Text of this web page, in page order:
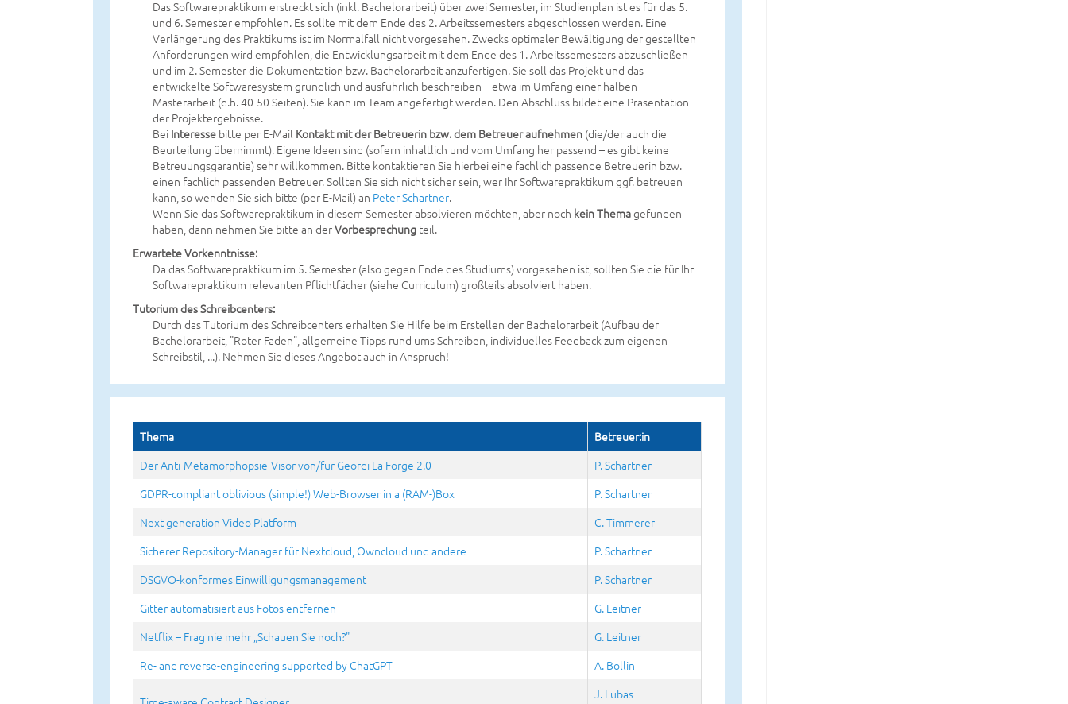
Das Softwarepraktikum erstreckt sich (inkl. Bachelorarbeit) über zwei Semester, im Studienplan ist es für das 5.
und 6. Semester empfohlen. Es sollte mit dem Ende des 2. Arbeitssemesters abgeschlossen werden. Eine
Verlängerung des Praktikums ist im Normalfall nicht vorgesehen. Zwecks optimaler Bewältigung der gestellten
Anforderungen wird empfohlen, die Entwicklungsarbeit mit dem Ende des 1. Arbeitssemesters abzuschließen
und im 2. Semester die Dokumentation bzw. Bachelorarbeit anzufertigen. Sie soll das Projekt und das
entwickelte Softwaresystem gründlich und ausführlich beschreiben – etwa im Umfang einer halben
Masterarbeit (d.h. 40-50 Seiten). Sie kann im Team angefertigt werden. Den Abschluss bildet eine Präsentation
der Projektergebnisse.
Bei Interesse bitte per E-Mail Kontakt mit der Betreuerin bzw. dem Betreuer aufnehmen (die/der auch die
Beurteilung übernimmt). Eigene Ideen sind (sofern inhaltlich und vom Umfang her passend – es gibt keine
Betreuungsgarantie) sehr willkommen. Bitte kontaktieren Sie hierbei eine fachlich passende Betreuerin bzw.
einen fachlich passenden Betreuer. Sollten Sie sich nicht sicher sein, wer Ihr Softwarepraktikum ggf. betreuen
kann, so wenden Sie sich bitte (per E-Mail) an Peter Schartner.
Wenn Sie das Softwarepraktikum in diesem Semester absolvieren möchten, aber noch kein Themagefunden
haben, dann nehmen Sie bitte an derVorbesprechung teil.
Erwartete Vorkenntnisse:
Da das Softwarepraktikum im 5. Semester (also gegen Ende des Studiums) vorgesehen ist, sollten Sie die für Ihr
Softwarepraktikum relevanten Pflichtfächer (siehe Curriculum) großteils absolviert haben.
Tutorium des Schreibcenters:
Durch das Tutorium des Schreibcenters erhalten Sie Hilfe beim Erstellen der Bachelorarbeit (Aufbau der
Bachelorarbeit, "Roter Faden", allgemeine Tipps rund ums Schreiben, individuelles Feedback zum eigenen
Schreibstil, ...). Nehmen Sie dieses Angebot auch in Anspruch!
Thema
Betreuer:in
Der Anti-Metamorphopsie-Visor von/für Geordi La Forge 2.0
P. Schartner
GDPR-compliant oblivious (simple!) Web-Browser in a (RAM-)Box
P. Schartner
Next generation Video Platform
C. Timmerer
Sicherer Repository-Manager für Nextcloud, Owncloud und andere
P. Schartner
DSGVO-konformes Einwilligungsmanagement
P. Schartner
Gitter automatisiert aus Fotos entfernen
G. Leitner
Netflix – Frag nie mehr „Schauen Sie noch?"
G. Leitner
Re- and reverse-engineering supported by ChatGPT
A. Bollin
J. Lubas